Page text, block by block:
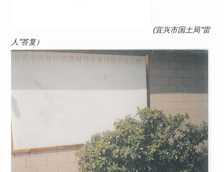
(宜兴市国土局“雷
人”答复）